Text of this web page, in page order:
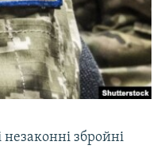
незаконні збройні